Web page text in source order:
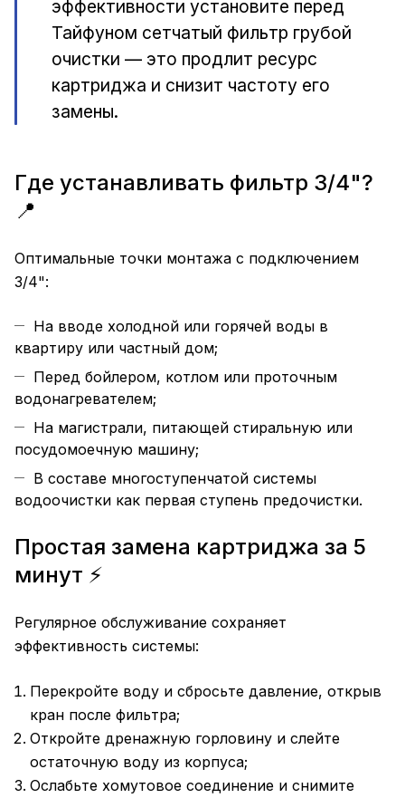
эффективности установите перед
Тайфуном сетчатый фильтр грубой
очистки — это продлит ресурс
картриджа и снизит частоту его
замены.
Где устанавливать фильтр 3/4"?
📍
Оптимальные точки монтажа с подключением
3/4":
На вводе холодной или горячей воды в
квартиру или частный дом;
Перед бойлером, котлом или проточным
водонагревателем;
На магистрали, питающей стиральную или
посудомоечную машину;
В составе многоступенчатой системы
водоочистки как первая ступень предочистки.
Простая замена картриджа за 5
минут ⚡
Регулярное обслуживание сохраняет
эффективность системы:
Перекройте воду и сбросьте давление, открыв
кран после фильтра;
Откройте дренажную горловину и слейте
остаточную воду из корпуса;
Ослабьте хомутовое соединение и снимите